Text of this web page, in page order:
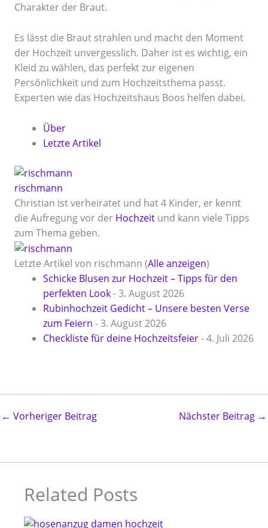
Charakter der Braut.
Es lässt die Braut strahlen und macht den Moment
der Hochzeit unvergesslich. Daher ist es wichtig, ein
Kleid zu wählen, das perfekt zur eigenen
Persönlichkeit und zum Hochzeitsthema passt.
Experten wie das Hochzeitshaus Boos helfen dabei.
Über
Letzte Artikel
rischmann
Christian ist verheiratet und hat 4 Kinder, er kennt
die Aufregung vor der Hochzeit und kann viele Tipps
zum Thema geben.
Letzte Artikel von rischmann (Alle anzeigen)
Schicke Blusen zur Hochzeit – Tipps für den
perfekten Look- 3. August 2026
Rubinhochzeit Gedicht – Unsere besten Verse
zum Feiern - 3. August 2026
Checkliste für deine Hochzeitsfeier- 4. Juli 2026
← Vorheriger Beitrag Nächster Beitrag →
Related Posts